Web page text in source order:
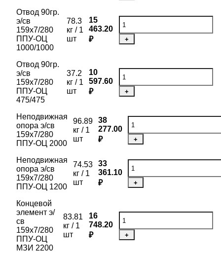
Отвод 90гр.
э/св
159х7/280
ППУ-ОЦ
1000/1000
78.3
кг / 1
шт
15
463.20
₽
+
Отвод 90гр.
э/св
159х7/280
ППУ-ОЦ
475/475
37.2
кг / 1
шт
10
597.60
₽
+
Неподвижная
опора э/св
159х7/280
ППУ-ОЦ 2000
96.89
кг / 1
шт
38
277.00
₽
+
Неподвижная
опора э/св
159х7/280
ППУ-ОЦ 1200
74.53
кг / 1
шт
33
361.10
₽
+
Концевой
элемент э/
св
159х7/280
ППУ-ОЦ
МЗИ 2200
83.81
кг / 1
шт
16
748.20
₽
+